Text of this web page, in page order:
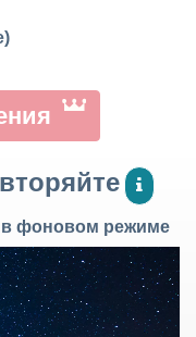
в фоновом режиме